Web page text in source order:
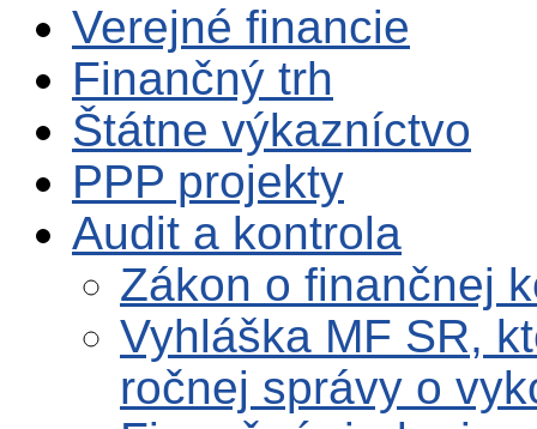
Verejné financie
Finančný trh
Štátne výkazníctvo
PPP projekty
Audit a kontrola
Zákon o finančnej
Vyhláška MF SR,
ročnej správy o